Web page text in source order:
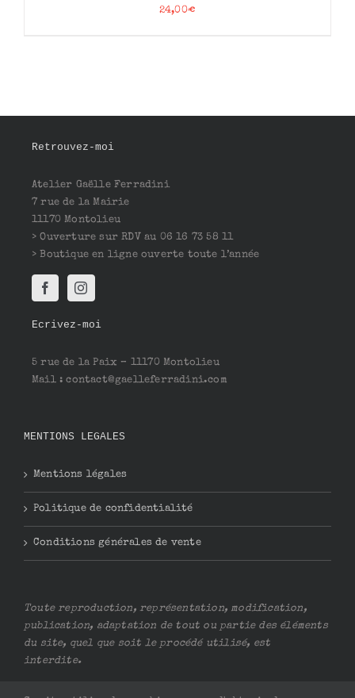
24,00€
Retrouvez-moi
Atelier Gaëlle Ferradini
7 rue de la Mairie
11170 Montolieu
> Ouverture sur RDV au 06 16 73 58 11
> Boutique en ligne ouverte toute l’année
Ecrivez-moi
5 rue de la Paix – 11170 Montolieu
Mail : contact@gaelleferradini.com
MENTIONS LEGALES
Mentions légales
Politique de confidentialité
Conditions générales de vente
Toute reproduction, représentation, modification,
publication, adaptation de tout ou partie des éléments
du site, quel que soit le procédé utilisé, est
interdite.